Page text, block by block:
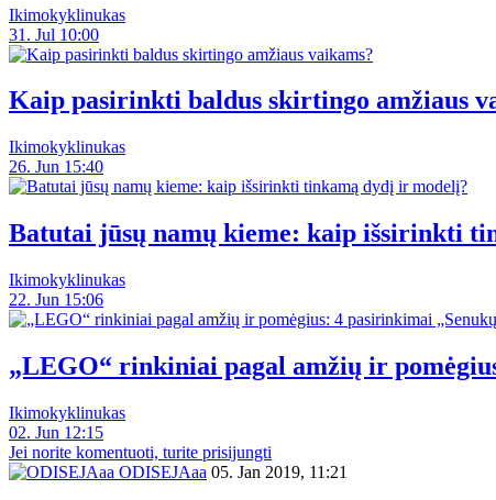
Ikimokyklinukas
31. Jul 10:00
Kaip pasirinkti baldus skirtingo amžiaus
Ikimokyklinukas
26. Jun 15:40
Batutai jūsų namų kieme: kaip išsirinkti
Ikimokyklinukas
22. Jun 15:06
„LEGO“ rinkiniai pagal amžių ir
Ikimokyklinukas
02. Jun 12:15
Jei norite komentuoti, turite prisijungti
ODISEJAaa 05. Jan 2019, 11:21